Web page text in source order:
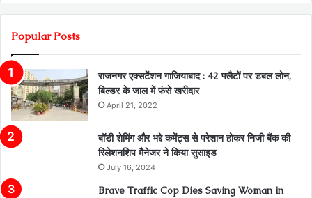
Popular Posts
राजनगर एक्सटेंशन गाजियाबाद : 42 फ्लैटों पर डबल लोन,
बिल्डर के जाल में फंसे खरीदार
April 21, 2022
बॉडी शेमिंग और भद्दे कमेंट्स से परेशान होकर निजी बैंक की
रिलेशनशिप मैनेजर ने किया सुसाइड
July 16, 2024
Brave Traffic Cop Dies Saving Woman in